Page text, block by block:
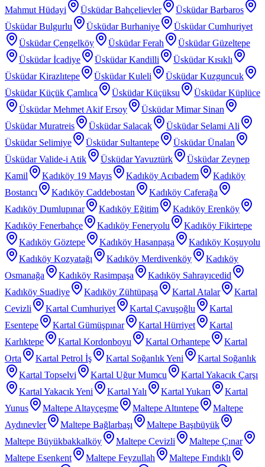
Mahmut Hüdayi Üsküdar Bahçelievler
Üsküdar Barbaros
Üsküdar Bulgurlu
Üsküdar Burhaniye
Üsküdar Cumhuriyet
Üsküdar Çengelköy
Üsküdar Ferah
Üsküdar Güzeltepe
Üsküdar İcadiye
Üsküdar Kandilli
Üsküdar Kısıklı
Üsküdar Kirazlıtepe
Üsküdar Kuleli
Üsküdar Kuzguncuk
Üsküdar Küçük Çamlıca
Üsküdar Küçüksu
Üsküdar Küplüce
Üsküdar Mehmet Akif Ersoy
Üsküdar Mimar Sinan
Üsküdar Muratreis
Üsküdar Salacak
Üsküdar Selami Ali
Üsküdar Selimiye
Üsküdar Sultantepe
Üsküdar Ünalan
Üsküdar Valide-i Atik
Üsküdar Yavuztürk
Üsküdar Zeynep
Kamil
Kadıköy 19 Mayıs Kadıköy Acıbadem
Kadıköy
Bostancı
Kadıköy Caddebostan
Kadıköy Caferağa
Kadıköy Dumlupınar
Kadıköy Eğitim
Kadıköy Erenköy
Kadıköy Fenerbahçe
Kadıköy Feneryolu
Kadıköy Fikirtepe
Kadıköy Göztepe
Kadıköy Hasanpaşa
Kadıköy Koşuyolu
Kadıköy Kozyatağı
Kadıköy Merdivenköy
Kadıköy
Osmanağa
Kadıköy Rasimpaşa
Kadıköy Sahrayıcedid
Kadıköy Suadiye
Kadıköy Zühtüpaşa Kartal Atalar
Kartal
Cevizli
Kartal Cumhuriyet Kartal Çavuşoğlu
Kartal
Esentepe
Kartal Gümüşpınar Kartal Hürriyet
Kartal
Karlıktepe
Kartal Kordonboyu Kartal Orhantepe
Kartal
Orta
Kartal Petrol İş Kartal Soğanlık Yeni
Kartal Soğanlık
Kartal Topselvi
Kartal Uğur Mumcu
Kartal Yakacık Çarşı
Kartal Yakacık Yeni
Kartal Yalı Kartal Yukarı
Kartal
Yunus
Maltepe Altayçeşme Maltepe Altıntepe
Maltepe
Aydınevler
Maltepe Bağlarbaşı
Maltepe Başıbüyük
Maltepe Büyükbakkalköy
Maltepe Cevizli
Maltepe Çınar
Maltepe Esenkent
Maltepe Feyzullah
Maltepe Fındıklı